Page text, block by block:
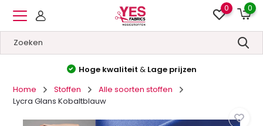
0 0
Hoge kwaliteit & Lage prijzen
Home
Stoffen
Alle soorten stoffen
Lycra Glans Kobaltblauw